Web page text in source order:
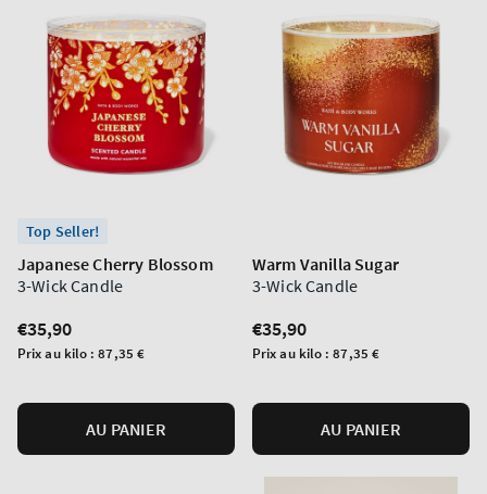
Top Seller!
Japanese Cherry Blossom
3-Wick Candle
Prix
normal
€35,90
Prix
Prix au kilo :87,35 €
AU PANIER
Warm Vanilla Sugar
3-Wick Candle
Prix
normal
€35,90
Prix
Prix au kilo :87,35 €
AU PANIER